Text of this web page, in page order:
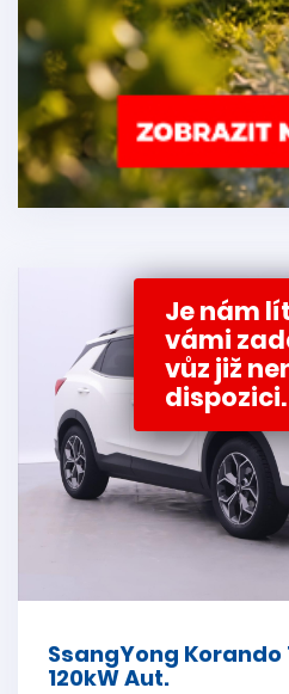
Je nám
vámi
vůz již
dispozici.
SsangYong Korando
120kW Aut.